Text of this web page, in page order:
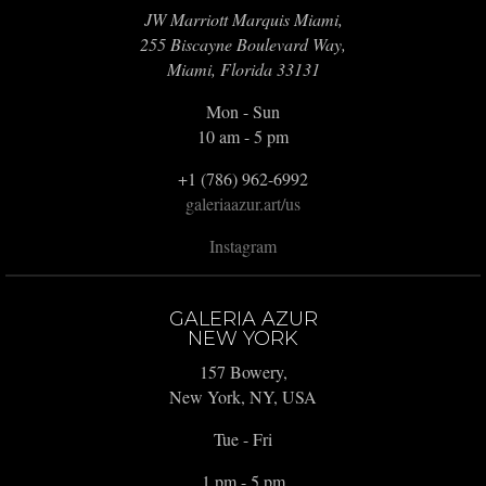
JW Marriott Marquis Miami,
255 Biscayne Boulevard Way,
Miami, Florida 33131
Mon - Sun
10 am - 5 pm
+1 (786) 962-6992
galeriaazur.art/us
Instagram
GALERIA AZUR
NEW YORK
157 Bowery,
New York, NY, USA
Tue - Fri
1 pm - 5 pm